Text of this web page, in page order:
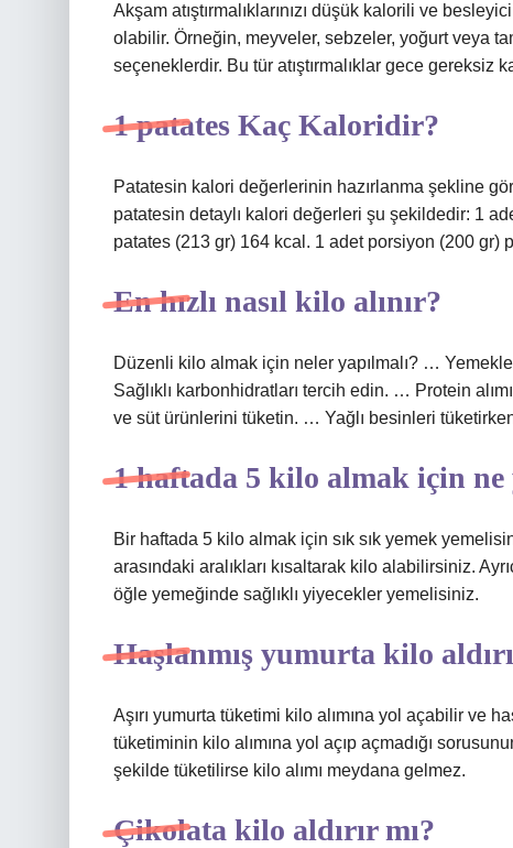
Akşam atıştırmalıklarınızı düşük kalorili ve
olabilir. Örneğin, meyveler, sebzeler, yoğurt veya
seçeneklerdir. Bu tür atıştırmalıklar gece gereksiz
1 patates Kaç Kaloridir?
Patatesin kalori değerlerinin hazırlanma şekline
patatesin detaylı kalori değerleri şu şekildedir: 1
patates (213 gr) 164 kcal. 1 adet porsiyon (200 gr)
En hızlı nasıl kilo alınır?
Düzenli kilo almak için neler yapılmalı? …
Sağlıklı karbonhidratları tercih edin. … Protein
ve süt ürünlerini tüketin. … Yağlı besinleri
1 haftada 5 kilo almak için ne
Bir haftada 5 kilo almak için sık sık yemek
arasındaki aralıkları kısaltarak kilo alabilirsiniz.
öğle yemeğinde sağlıklı yiyecekler yemelisiniz.
Haşlanmış yumurta kilo
Aşırı yumurta tüketimi kilo alımına yol açabilir ve
tüketiminin kilo alımına yol açıp açmadığı
şekilde tüketilirse kilo alımı meydana gelmez.
Çikolata kilo aldırır mı?